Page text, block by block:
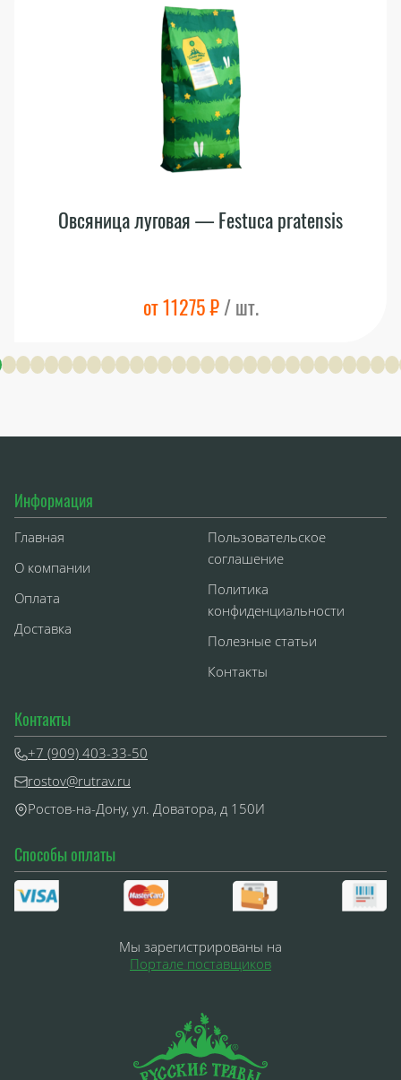
Овсяница луговая — Festuca pratensis
от 11275 ₽/ шт.
Информация
Главная
О компании
Оплата
Доставка
Пользовательское
соглашение
Политика
конфиденциальности
Полезные статьи
Контакты
Способы оплаты
Мы зарегистрированы на
Портале поставщиков
Контакты
+7 (909) 403-33-50
rostov@rutrav.ru
Ростов-на-Дону, ул. Доватора, д 150И